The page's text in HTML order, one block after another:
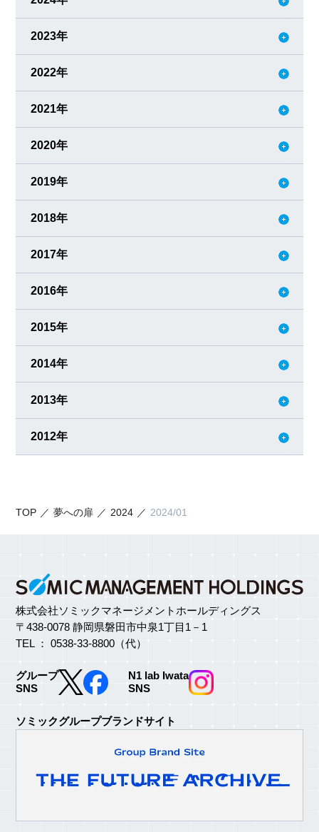
2023年
2022年
2021年
2020年
2019年
2018年
2017年
2016年
2015年
2014年
2013年
2012年
TOP 夢への扉 2024 2024/01
株式会社ソミックマネージメントホールディングス
〒438-0078 静岡県磐田市中泉1丁目1－1
TEL ： 0538-33-8800（代）
グループ
SNS
N1 lab Iwata
SNS
ソミックグループブランドサイト